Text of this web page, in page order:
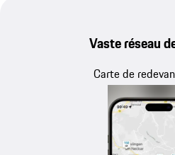
Vaste réseau
Carte de